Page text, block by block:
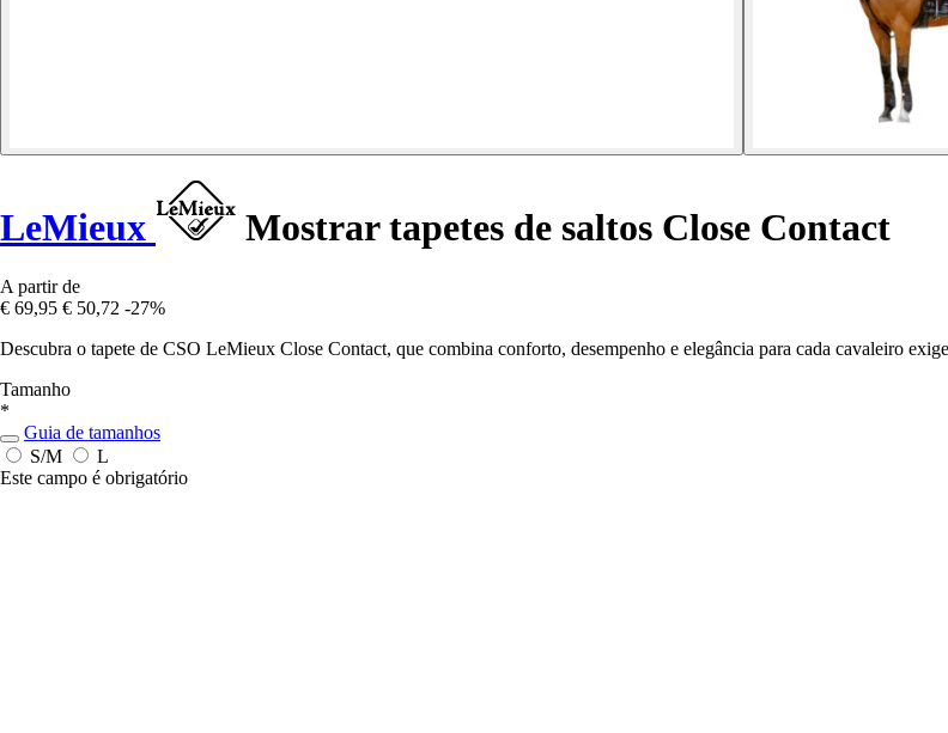
LeMieux Mostrar tapetes de saltos Close Contact
A partir de
€ 69,95 € 50,72 -27%
Descubra o tapete de CSO LeMieux Close Contact, que combina conforto, desempenho e elegância para cada cavaleiro
Tamanho
*
Guia de tamanhos
S/M
L
Este campo é obrigatório